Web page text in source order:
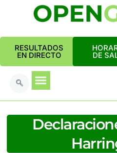
RESULTADOS
EN DIRECTO DE